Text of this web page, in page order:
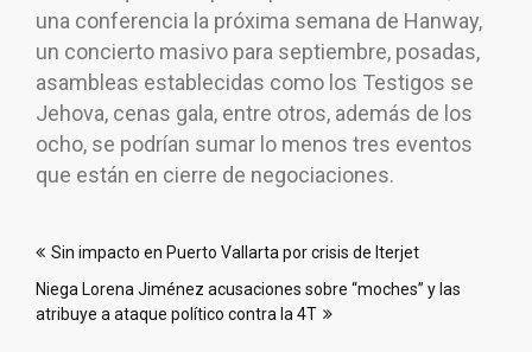
una conferencia la próxima semana de Hanway,
un concierto masivo para septiembre, posadas,
asambleas establecidas como los Testigos se
Jehova, cenas gala, entre otros, además de los
ocho, se podrían sumar lo menos tres eventos
que están en cierre de negociaciones.
de
entradas
Sin impacto en Puerto Vallarta por crisis de Iterjet
Niega Lorena Jiménez acusaciones sobre “moches” y las
atribuye a ataque político contra la 4T